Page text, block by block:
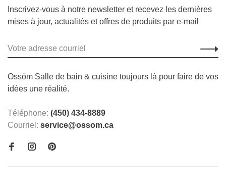
Inscrivez-vous à notre newsletter et recevez les dernières
mises à jour, actualités et offres de produits par e-mail
Ossöm Salle de bain & cuisine toujours là pour faire de vos
idées une réalité.
Téléphone: (450) 434-8889
Courriel: service@ossom.ca